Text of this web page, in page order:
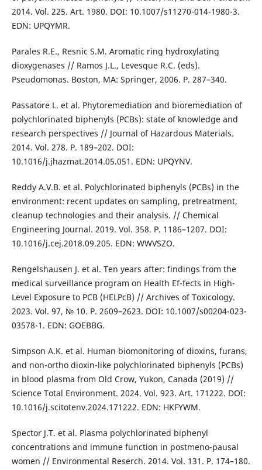
2014. Vol. 225. Art. 1980. DOI: 10.1007/s11270-014-1980-3.
EDN: UPQYMR.
Parales R.E., Resnic S.M. Aromatic ring hydroxylating
dioxygenases // Ramos J.L., Levesque R.C. (eds).
Pseudomonas. Boston, MA: Springer, 2006. P. 287–340.
Passatore L. et al. Phytoremediation and bioremediation of
polychlorinated biphenyls (PCBs): state of knowledge and
research perspectives // Journal of Hazardous Materials.
2014. Vol. 278. P. 189–202. DOI:
10.1016/j.jhazmat.2014.05.051. EDN: UPQYNV.
Reddy A.V.B. et al. Polychlorinated biphenyls (PCBs) in the
environment: recent updates on sampling, pretreatment,
cleanup technologies and their analysis. // Chemical
Engineering Journal. 2019. Vol. 358. P. 1186–1207. DOI:
10.1016/j.cej.2018.09.205. EDN: WWVSZO.
Rengelshausen J. et al. Ten years after: findings from the
medical surveillance program on Health Ef-fects in High-
Level Exposure to PCB (HELPcB) // Archives of Toxicology.
2023. Vol. 97, № 10. P. 2609–2623. DOI: 10.1007/s00204-023-
03578-1. EDN: GOEBBG.
Simpson A.K. et al. Human biomonitoring of dioxins, furans,
and non-ortho dioxin-like polychlorinated biphenyls (PCBs)
in blood plasma from Old Crow, Yukon, Canada (2019) //
Scienсe Total Environment. 2024. Vol. 923. Art. 171222. DOI:
10.1016/j.scitotenv.2024.171222. EDN: HKFYWM.
Spector J.T. et al. Plasma polychlorinated biphenyl
concentrations and immune function in postmeno-pausal
women // Environmental Reserch. 2014. Vol. 131. P. 174–180.